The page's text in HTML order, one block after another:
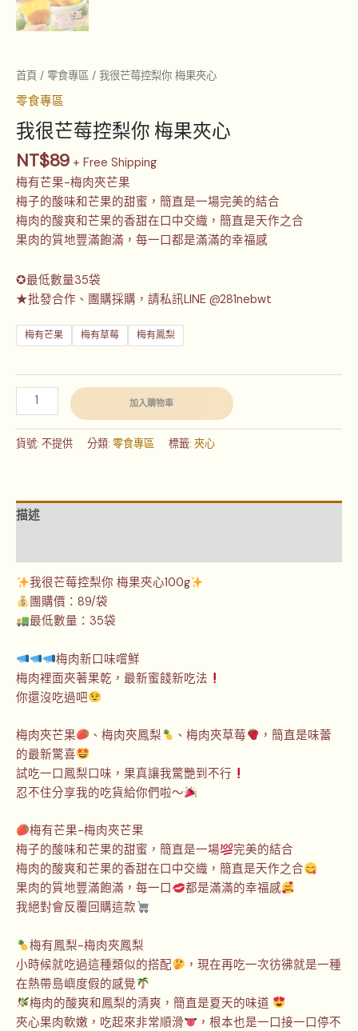
首頁 / 零食專區 / 我很芒莓控梨你 梅果夾心
零食專區
我很芒莓控梨你 梅果夾心
NT$89 + Free Shipping
梅有芒果-梅肉夾芒果
梅子的酸味和芒果的甜蜜，簡直是一場完美的結合
梅肉的酸爽和芒果的香甜在口中交織，簡直是天作之合
果肉的質地豐滿飽滿，每一口都是滿滿的幸福感
✪最低數量35袋
★批發合作、團購採購，請私訊LINE @281nebwt
梅有芒果 梅有草莓 梅有鳳梨
加入購物車
貨號: 不提供 分類: 零食專區 標籤: 夾心
描述
我很芒莓控梨你 梅果夾心100g
團購價：89/袋
最低數量：35袋
梅肉新口味嚐鮮
梅肉裡面夾著果乾，最新蜜餞新吃法
你還沒吃過吧
梅肉夾芒果 、梅肉夾鳳梨 、梅肉夾草莓
，簡直是味蕾
的最新驚喜
試吃一口鳳梨口味，果真讓我驚艷到不行
忍不住分享我的吃貨給你們啦～
梅有芒果-梅肉夾芒果
梅子的酸味和芒果的甜蜜，簡直是一場
完美的結合
梅肉的酸爽和芒果的香甜在口中交織，簡直是天作之合
果肉的質地豐滿飽滿，每一口
都是滿滿的幸福感
我絕對會反覆回購這款
梅有鳳梨-梅肉夾鳳梨
小時候就吃過這種類似的搭配
，現在再吃一次彷彿就是一種
在熱帶島嶼度假的感覺
梅肉的酸爽和鳳梨的清爽，簡直是夏天的味道
夾心果肉軟嫩，吃起來非常順滑
，根本也是一口接一口停不